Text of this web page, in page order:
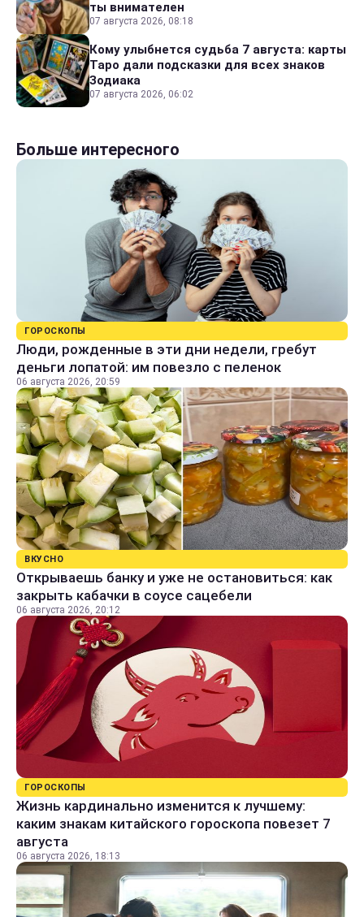
ты внимателен
07 августа 2026, 08:18
Кому улыбнется судьба 7 августа: карты
Таро дали подсказки для всех знаков
Зодиака
07 августа 2026, 06:02
Больше интересного
ГОРОСКОПЫ
Люди, рожденные в эти дни недели, гребут
деньги лопатой: им повезло с пеленок
06 августа 2026, 20:59
ВКУСНО
Открываешь банку и уже не остановиться: как
закрыть кабачки в соусе сацебели
06 августа 2026, 20:12
ГОРОСКОПЫ
Жизнь кардинально изменится к лучшему:
каким знакам китайского гороскопа повезет 7
августа
06 августа 2026, 18:13